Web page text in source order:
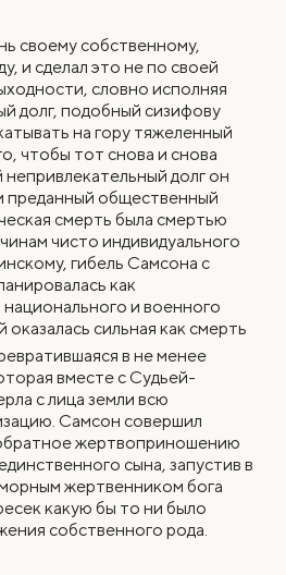
своему собственному,
и сделал это не по своей
словно исполняя
долг, подобный сизифову
на гору тяжеленный
чтобы тот снова и снова
непривлекательный долг он
преданный общественный
смерть была смертью
чисто индивидуального
гибель Самсона с
как
и военного
сильная как смерть
в не менее
вместе с Судьей-
с лица земли всю
Самсон совершил
жертвоприношению
сына, запустив в
жертвенником бога
какую бы то ни было
собственного рода.